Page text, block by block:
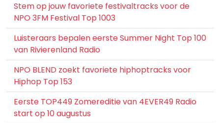
Stem op jouw favoriete festivaltracks voor de
NPO 3FM Festival Top 1003
Luisteraars bepalen eerste Summer Night Top 100
van Rivierenland Radio
NPO BLEND zoekt favoriete hiphoptracks voor
Hiphop Top 153
Eerste TOP449 Zomereditie van 4EVER49 Radio
start op 10 augustus